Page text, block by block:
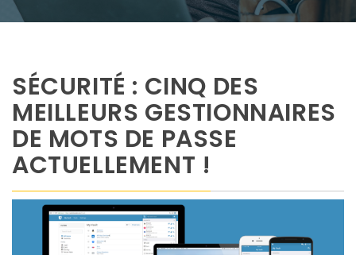
SÉCURITÉ : CINQ DES
MEILLEURS GESTIONNAIRES
DE MOTS DE PASSE
ACTUELLEMENT !